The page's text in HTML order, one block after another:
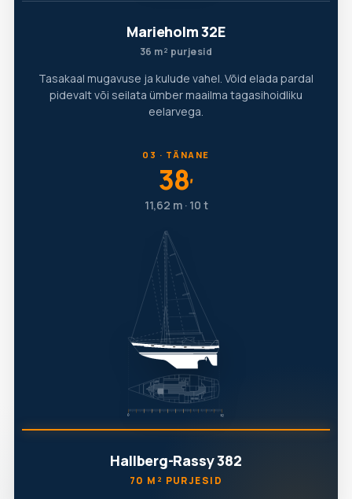
Marieholm 32E
36 m² purjesid
Tasakaal mugavuse ja kulude vahel. Võid elada pardal
pidevalt või seilata ümber maailma tagasihoidliku
eelarvega.
03 · TÄNANE
38′
11,62 m · 10 t
Hallberg-Rassy 382
70 M² PURJESID